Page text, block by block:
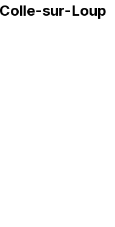
sur-Loup